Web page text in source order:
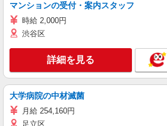
マンションの受付・案内スタッフ
時給 2,000円
渋谷区
詳細を見る
大学病院の中材滅菌
月給 254,160円
足立区